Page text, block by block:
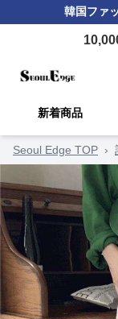
韓国ファ
新着商品
Seoul Edge TOP ›